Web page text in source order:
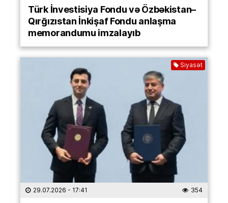
Türk İnvestisiya Fondu və Özbəkistan–
Qırğızıstan İnkişaf Fondu anlaşma
memorandumu imzalayıb
Siyasət
29.07.2026 - 17:41 354